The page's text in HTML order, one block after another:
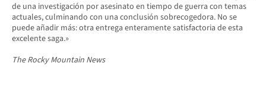
de una investigación por asesinato en tiempo de guerra con temas
actuales, culminando con una conclusión sobrecogedora. No se
puede añadir más: otra entrega enteramente satisfactoria de esta
excelente saga.»
The Rocky Mountain News